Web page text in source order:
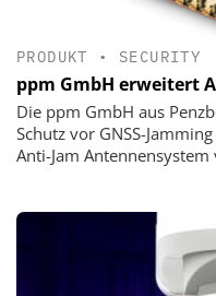
PRODUKT • SECURITY
ppm GmbH erweitert
Die ppm GmbH aus
Schutz vor GNSS-
Anti-Jam